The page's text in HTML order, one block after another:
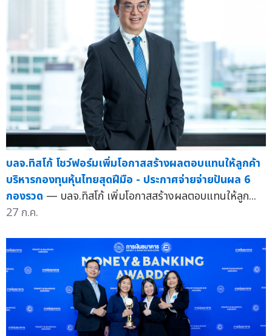
บลจ.ทิสโก้ โชว์ฟอร์มเพิ่มโอกาสสร้างผลตอบแทนให้ลูกค้า
บริหารกองทุนหุ้นไทยสุดฝีมือ - ประกาศจ่ายจ่ายปันผล 6
กองรวด — บลจ.ทิสโก้ เพิ่มโอกาสสร้างผลตอบแทนให้ลูก...
27 ก.ค.